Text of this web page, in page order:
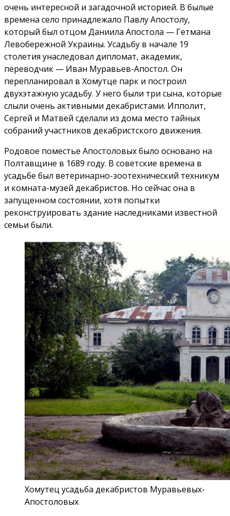
очень интересной и загадочной историей. В былые
времена село принадлежало Павлу Апостолу,
который был отцом Даниила Апостола — Гетмана
Левобережной Украины. Усадьбу в начале 19
столетия унаследовал дипломат, академик,
переводчик — Иван Муравьев-Апостол. Он
перепланировал в Хомутце парк и построил
двухэтажную усадьбу. У него были три сына, которые
слыли очень активными декабристами. Ипполит,
Сергей и Матвей сделали из дома место тайных
собраний участников декабристского движения.
Родовое поместье Апостоловых было основано на
Полтавщине в 1689 году. В советские времена в
усадьбе был ветеринарно-зоотехнический техникум
и комната-музей декабристов. Но сейчас она в
запущенном состоянии, хотя попытки
реконструировать здание наследниками известной
семьи были.
Хомутец усадьба декабристов Муравьевых-
Апостоловых